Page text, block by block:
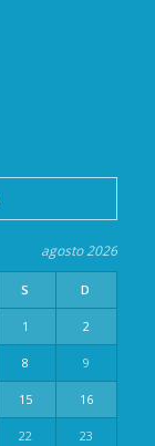
agosto 2026
S D
1 2
8 9
15 16
22 23